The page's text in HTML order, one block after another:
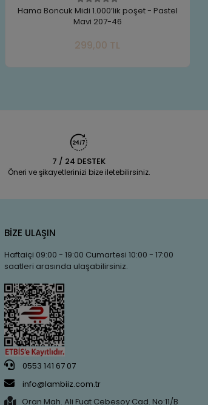
Hama Boncuk Midi 1.000’lik poşet - Lila 207-
96
299,00 TL
7 / 24 DESTEK
Öneri ve şikayetlerinizi bize iletebilirsiniz.
BİZE ULAŞIN
Haftaiçi 09:00 - 19:00 Cumartesi 10:00 - 17:00
saatleri arasında ulaşabilirsiniz.
0553 141 67 07
info@lambiiz.com.tr
Oran Mah. Ali Fuat Cebesoy Cad. No:11/B